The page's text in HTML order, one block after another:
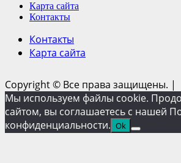
Карта сайта
Контакты
Контакты
Карта сайта
Copyright © Все права защищены. |
Мы используем файлы cookie.
сайтом, вы соглашаетесь с нашей
конфиденциальности. Ok